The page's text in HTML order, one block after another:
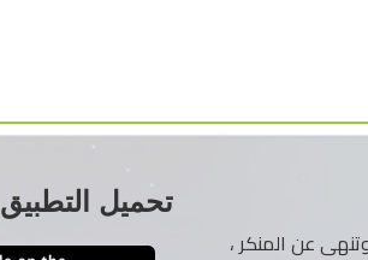
عن المنكر ،
تحميل التطبيق